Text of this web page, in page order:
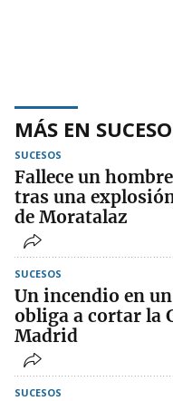
MÁS EN
SUCESOS
Fallece un
tras una
de Moratalaz
SUCESOS
Un incendio en
obliga a cortar la
Madrid
SUCESOS